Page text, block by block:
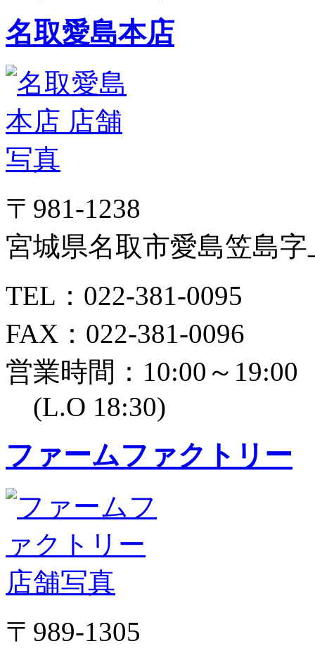
名取愛島本店
〒981-1238
宮城県名取市愛島笠島字
TEL：022-381-0095
FAX：022-381-0096
営業時間：10:00～19:00
(L.O 18:30)
ファームファクトリー
〒989-1305